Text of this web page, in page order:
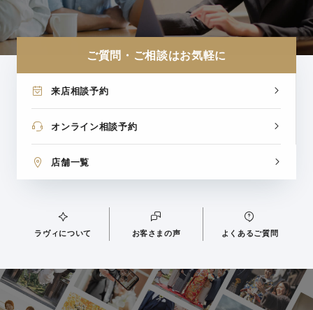
ご質問・ご相談はお気軽に
来店相談予約
オンライン相談予約
店舗一覧
ラヴィについて お客さまの声 よくあるご質問